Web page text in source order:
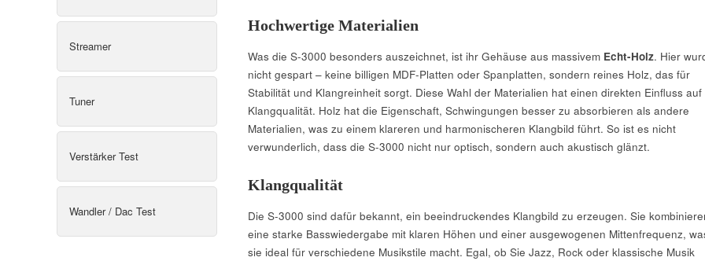
Streamer
Tuner
Verstärker Test
Wandler / Dac Test
Hochwertige Materialien
Was die S-3000 besonders auszeichnet, ist ihr Gehäuse aus massivem Echt-Holz. Hier
nicht gespart – keine billigen MDF-Platten oder Spanplatten, sondern reines Holz, das für
Stabilität und Klangreinheit sorgt. Diese Wahl der Materialien hat einen direkten Einfluss auf
Klangqualität. Holz hat die Eigenschaft, Schwingungen besser zu absorbieren als andere
Materialien, was zu einem klareren und harmonischeren Klangbild führt. So ist es nicht
verwunderlich, dass die S-3000 nicht nur optisch, sondern auch akustisch glänzt.
Klangqualität
Die S-3000 sind dafür bekannt, ein beeindruckendes Klangbild zu erzeugen. Sie
eine starke Basswiedergabe mit klaren Höhen und einer ausgewogenen Mittenfrequenz,
sie ideal für verschiedene Musikstile macht. Egal, ob Sie Jazz, Rock oder klassische Musik